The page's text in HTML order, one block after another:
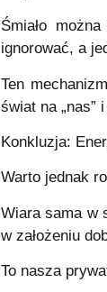
Śmiało
ignorować, a
Ten
świat na „nas” i
Konkluzja:
Warto jednak
Wiarasama w
w założeniu
To nasza